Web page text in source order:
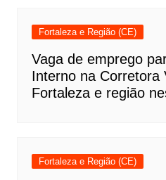
Fortaleza e Região (CE)
Vaga de emprego
Interno na Corretora
Fortaleza e região
Fortaleza e Região (CE)